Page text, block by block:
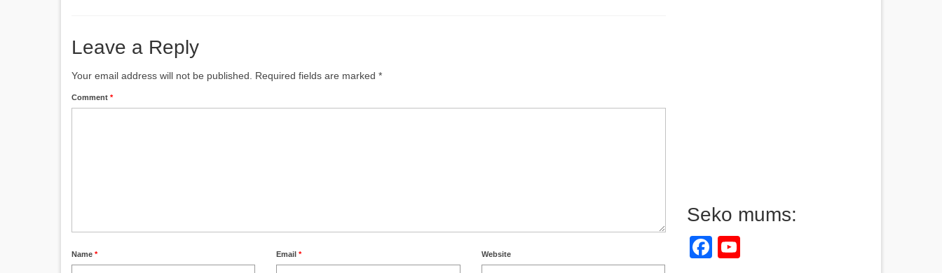
Leave a Reply
Your email address will not be published. Required fields are marked *
Comment *
Name * Email* Website
Seko mums:
Facebook